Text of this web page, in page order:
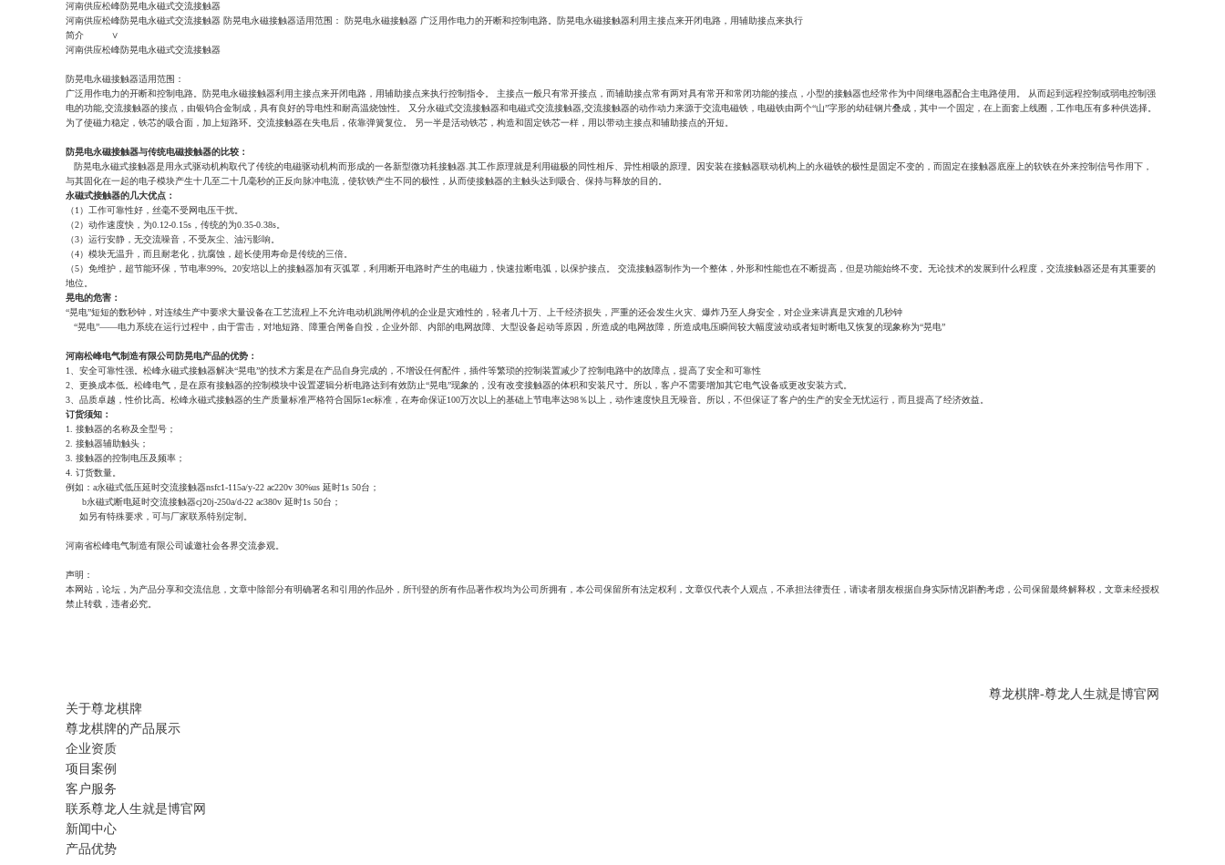
河南供应松峰防晃电永磁式交流接触器
河南供应松峰防晃电永磁式交流接触器 防晃电永磁接触器适用范围： 防晃电永磁接触器 广泛用作电力的开断和控制电路。防晃电永磁接触器利用主接点来开闭电路，用辅助接点来执行
简介 ∨
河南供应松峰防晃电永磁式交流接触器
防晃电永磁接触器适用范围：
广泛用作电力的开断和控制电路。防晃电永磁接触器利用主接点来开闭电路，用辅助接点来执行控制指令。 主接点一般只有常开接点，而辅助接点常有两对具有常开和常闭功能的接点，小型的接触器也经常作为中间继电器配合主电路使用。 从而起到远程控制或弱电控制强
电的功能,交流接触器的接点，由银钨合金制成，具有良好的导电性和耐高温烧蚀性。 又分永磁式交流接触器和电磁式交流接触器,交流接触器的动作动力来源于交流电磁铁，电磁铁由两个“山”字形的幼硅钢片叠成，其中一个固定，在上面套上线圈，工作电压有多种供选择。
为了使磁力稳定，铁芯的吸合面，加上短路环。交流接触器在失电后，依靠弹簧复位。 另一半是活动铁芯，构造和固定铁芯一样，用以带动主接点和辅助接点的开短。
防晃电永磁接触器与传统电磁接触器的比较：
防晃电永磁式接触器是用永式驱动机构取代了传统的电磁驱动机构而形成的一各新型微功耗接触器.其工作原理就是利用磁极的同性相斥、异性相吸的原理。因安装在接触器联动机构上的永磁铁的极性是固定不变的，而固定在接触器底座上的软铁在外来控制信号作用下，
与其固化在一起的电子模块产生十几至二十几毫秒的正反向脉冲电流，使软铁产生不同的极性，从而使接触器的主触头达到吸合、保持与释放的目的。
永磁式接触器的几大优点：
（1）工作可靠性好，丝毫不受网电压干扰。
（2）动作速度快，为0.12-0.15s，传统的为0.35-0.38s。
（3）运行安静，无交流噪音，不受灰尘、油污影响。
（4）模块无温升，而且耐老化，抗腐蚀，超长使用寿命是传统的三倍。
（5）免维护，超节能环保，节电率99%。20安培以上的接触器加有灭弧罩，利用断开电路时产生的电磁力，快速拉断电弧，以保护接点。 交流接触器制作为一个整体，外形和性能也在不断提高，但是功能始终不变。无论技术的发展到什么程度，交流接触器还是有其重要的
地位。
晃电的危害：
“晃电”短短的数秒钟，对连续生产中要求大量设备在工艺流程上不允许电动机跳闸停机的企业是灾难性的，轻者几十万、上千经济损失，严重的还会发生火灾、爆炸乃至人身安全，对企业来讲真是灾难的几秒钟
“晃电”——电力系统在运行过程中，由于雷击，对地短路、障重合闸备自投，企业外部、内部的电网故障、大型设备起动等原因，所造成的电网故障，所造成电压瞬间较大幅度波动或者短时断电又恢复的现象称为“晃电”
河南松峰电气制造有限公司防晃电产品的优势：
1、安全可靠性强。松峰永磁式接触器解决“晃电”的技术方案是在产品自身完成的，不增设任何配件，插件等繁琐的控制装置减少了控制电路中的故障点，提高了安全和可靠性
2、更换成本低。松峰电气，是在原有接触器的控制模块中设置逻辑分析电路达到有效防止“晃电”现象的，没有改变接触器的体积和安装尺寸。所以，客户不需要增加其它电气设备或更改安装方式。
3、品质卓越，性价比高。松峰永磁式接触器的生产质量标准严格符合国际1ec标准，在寿命保证100万次以上的基础上节电率达98％以上，动作速度快且无噪音。所以，不但保证了客户的生产的安全无忧运行，而且提高了经济效益。
订货须知：
1. 接触器的名称及全型号；
2. 接触器辅助触头；
3. 接触器的控制电压及频率；
4. 订货数量。
例如：a永磁式低压延时交流接触器nsfc1-115a/y-22 ac220v 30%us 延时1s 50台；
b永磁式断电延时交流接触器cj20j-250a/d-22 ac380v 延时1s 50台；
如另有特殊要求，可与厂家联系特别定制。
河南省松峰电气制造有限公司诚邀社会各界交流参观。
声明：
本网站，论坛，为产品分享和交流信息，文章中除部分有明确署名和引用的作品外，所刊登的所有作品著作权均为公司所拥有，本公司保留所有法定权利，文章仅代表个人观点，不承担法律责任，请读者朋友根据自身实际情况斟酌考虑，公司保留最终解释权，文章未经授权
禁止转载，违者必究。
关于尊龙棋牌
尊龙棋牌的产品展示
企业资质
项目案例
客户服务
联系尊龙人生就是博官网
新闻中心
产品优势
尊龙棋牌-尊龙人生就是博官网